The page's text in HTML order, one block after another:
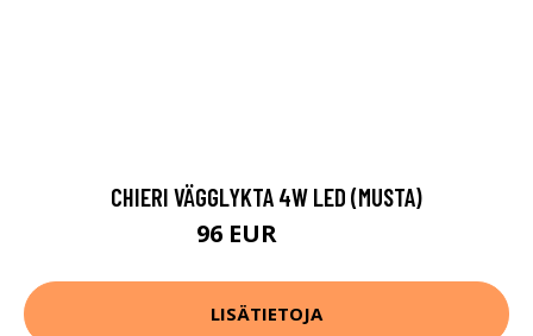
CHIERI VÄGGLYKTA 4W LED (MUSTA)
96 EUR
LISÄTIETOJA